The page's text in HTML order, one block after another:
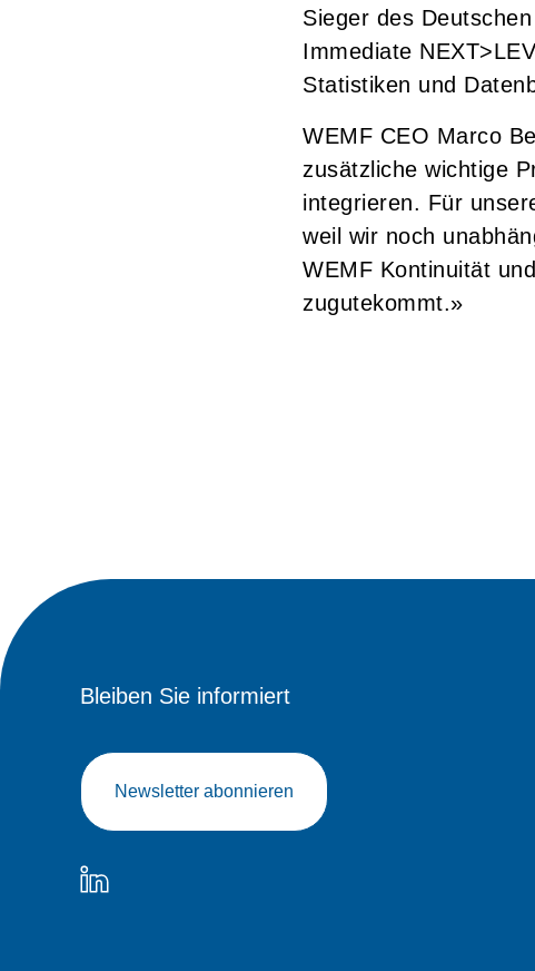
Sieger des
Immediate
Statistiken und
WEMF CEO Marco
zusätzliche wichtige
integrieren. Für
weil wir noch
WEMF Kontinuität
zugutekommt.»
Bleiben Sie informiert
Newsletter abonnieren